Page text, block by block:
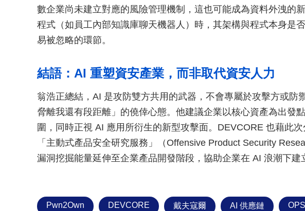
數企業尚未建立對應的風險管理機制，這也可能成為資料外洩的
程式（如員工內部知識庫聊天機器人）時，其架構與程式本身是
易被忽略的環節。
結語：AI 重塑資安產業，而非取代資安人力
翁浩正總結，AI 是攻防雙方共用的武器，不會專屬於攻擊方或防
脅離我還有段距離」的僥倖心態。他建議企業以核心資產為出發
圍，同時正視 AI 應用所衍生的新型攻擊面。DEVCORE 也藉此
「主動式產品安全研究服務」（Offensive Product Security
漏洞挖掘能量延伸至企業產品開發階段，協助企業在 AI 浪潮下建
Pwn2Own DEVCORE 戴夫寇爾 AI 供應鏈